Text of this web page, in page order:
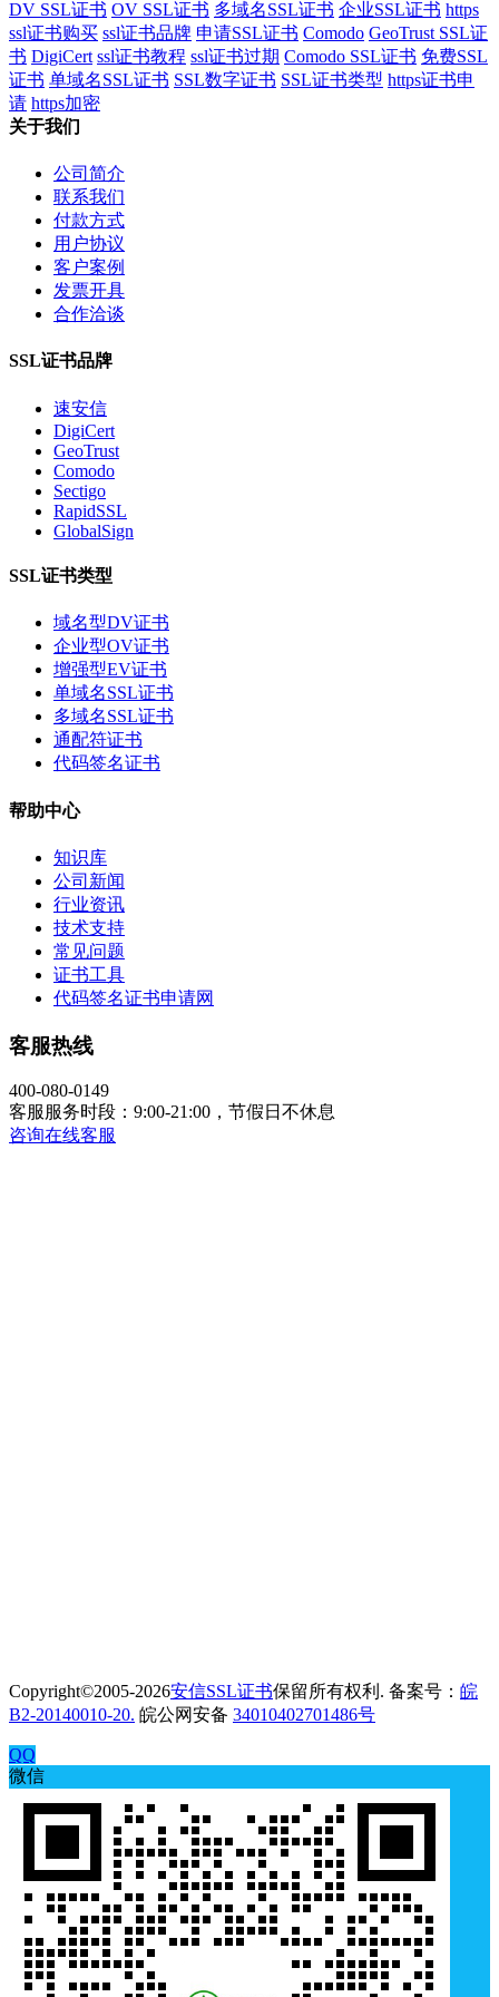
DV SSL证书 OV SSL证书 多域名SSL证书 企业SSL证书 https
ssl证书购买 ssl证书品牌 申请SSL证书 Comodo GeoTrust SSL证
书 DigiCert ssl证书教程 ssl证书过期 Comodo SSL证书 免费SSL
证书 单域名SSL证书 SSL数字证书 SSL证书类型 https证书申
请 https加密
关于我们
公司简介
联系我们
付款方式
用户协议
客户案例
发票开具
合作洽谈
SSL证书品牌
速安信
DigiCert
GeoTrust
Comodo
Sectigo
RapidSSL
GlobalSign
SSL证书类型
域名型DV证书
企业型OV证书
增强型EV证书
单域名SSL证书
多域名SSL证书
通配符证书
代码签名证书
帮助中心
知识库
公司新闻
行业资讯
技术支持
常见问题
证书工具
代码签名证书申请网
客服热线
400-080-0149
客服服务时段：9:00-21:00，节假日不休息
咨询在线客服
Copyright©2005-2026安信SSL证书保留所有权利. 备案号： 皖
B2-20140010-20. 皖公网安备 34010402701486号
QQ
微信